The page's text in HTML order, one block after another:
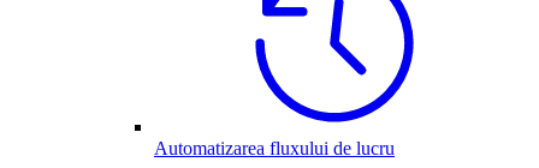
Automatizarea fluxului de lucru